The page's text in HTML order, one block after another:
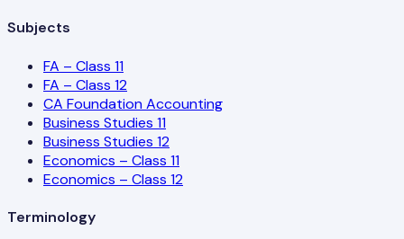
Subjects
FA – Class 11
FA – Class 12
CA Foundation Accounting
Business Studies 11
Business Studies 12
Economics – Class 11
Economics – Class 12
Terminology